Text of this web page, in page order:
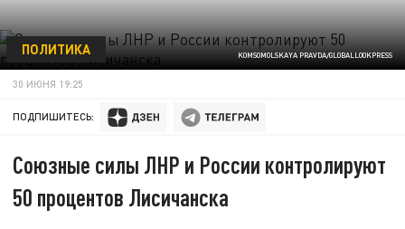
KOMSOMOLSKAYA PRAVDA/GLOBALLOOKPRESS
ПОЛИТИКА
30 ИЮНЯ 19:25
ПОДПИШИТЕСЬ:
Союзные силы ЛНР и России контролируют
50 процентов Лисичанска